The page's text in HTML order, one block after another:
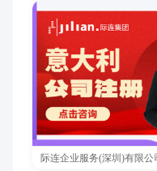
际连企业服务(深圳)有限公